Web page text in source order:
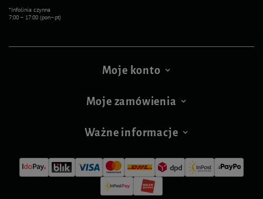
*Infolinia czynna
7:00 – 17:00 (pon–pt)
Moje konto
Moje zamówienia
Ważne informacje